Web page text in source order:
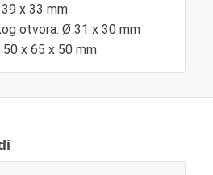
x 33 mm
otvora: Ø 31 x 30 mm
50 x 65 x 50 mm